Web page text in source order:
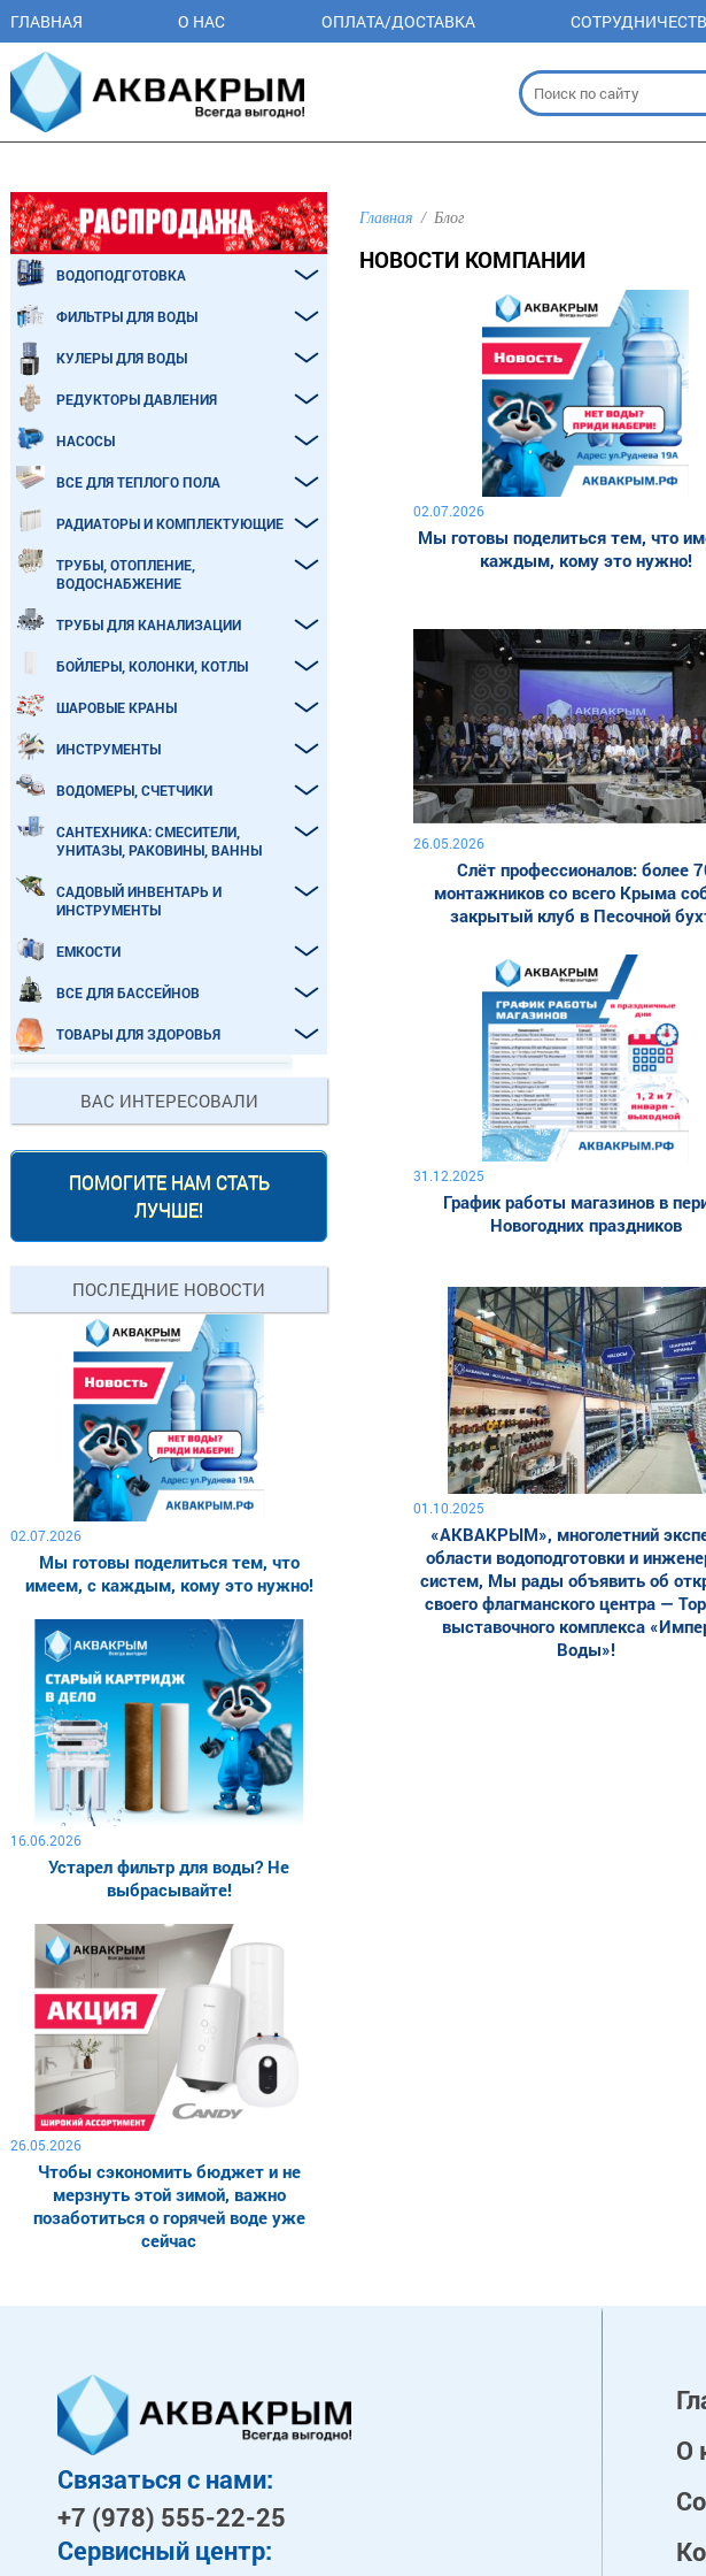
ГЛАВНАЯ О НАС ОПЛАТА/ДОСТАВКА
Главная Блог
НОВОСТИ КОМПАНИИ
02.07.2026
Мы готовы поделиться тем, что
каждым, кому это нужно!
26.05.2026
Слёт профессионалов: более
монтажников со всего Крыма
закрытый клуб в Песочной
31.12.2025
График работы магазинов в
Новогодних праздников
01.10.2025
«АКВАКРЫМ», многолетний
области водоподготовки и
систем, Мы рады объявить об
своего флагманского центра —
выставочного комплекса
Воды»!
ВОДОПОДГОТОВКА
ФИЛЬТРЫ ДЛЯ ВОДЫ
КУЛЕРЫ ДЛЯ ВОДЫ
РЕДУКТОРЫ ДАВЛЕНИЯ
НАСОСЫ
ВСЕ ДЛЯ ТЕПЛОГО ПОЛА
РАДИАТОРЫ И КОМПЛЕКТУЮЩИЕ
ТРУБЫ, ОТОПЛЕНИЕ,
ВОДОСНАБЖЕНИЕ
ТРУБЫ ДЛЯ КАНАЛИЗАЦИИ
БОЙЛЕРЫ, КОЛОНКИ, КОТЛЫ
ШАРОВЫЕ КРАНЫ
ИНСТРУМЕНТЫ
ВОДОМЕРЫ, СЧЕТЧИКИ
САНТЕХНИКА: СМЕСИТЕЛИ,
УНИТАЗЫ, РАКОВИНЫ, ВАННЫ
САДОВЫЙ ИНВЕНТАРЬ И
ИНСТРУМЕНТЫ
ЕМКОСТИ
ВСЕ ДЛЯ БАССЕЙНОВ
ТОВАРЫ ДЛЯ ЗДОРОВЬЯ
ВАС ИНТЕРЕСОВАЛИ
ПОМОГИТЕ НАМ СТАТЬ
ЛУЧШЕ!
ПОСЛЕДНИЕ НОВОСТИ
02.07.2026
Мы готовы поделиться тем, что
имеем, с каждым, кому это нужно!
16.06.2026
Устарел фильтр для воды? Не
выбрасывайте!
26.05.2026
Чтобы сэкономить бюджет и не
мерзнуть этой зимой, важно
позаботиться о горячей воде уже
сейчас
Связаться с нами:
+7 (978) 555-22-25
Сервисный центр:
О